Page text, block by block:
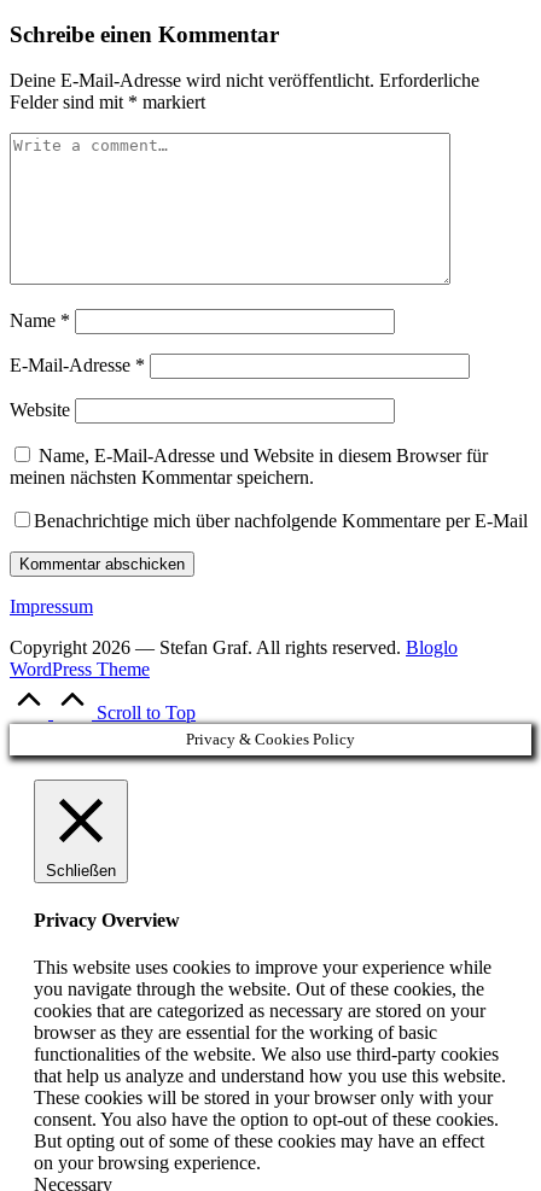
Schreibe einen Kommentar
Deine E-Mail-Adresse wird nicht veröffentlicht. Erforderliche
Felder sind mit * markiert
Name *
E-Mail-Adresse *
Website
Name, E-Mail-Adresse und Website in diesem Browser für
meinen nächsten Kommentar speichern.
Benachrichtige mich über nachfolgende Kommentare per E-Mail
Impressum
Copyright 2026 — Stefan Graf. All rights reserved. Bloglo
WordPress Theme
Scroll to Top
Privacy & Cookies Policy
Schließen
Privacy Overview
This website uses cookies to improve your experience while
you navigate through the website. Out of these cookies, the
cookies that are categorized as necessary are stored on your
browser as they are essential for the working of basic
functionalities of the website. We also use third-party cookies
that help us analyze and understand how you use this website.
These cookies will be stored in your browser only with your
consent. You also have the option to opt-out of these cookies.
But opting out of some of these cookies may have an effect
on your browsing experience.
Necessary